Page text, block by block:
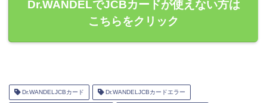
Dr.WANDELでJCBカードが使えない方は
こちらをクリック
Dr.WANDELJCBカード Dr.WANDELJCBカードエラー